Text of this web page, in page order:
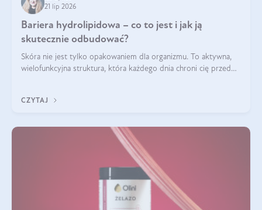
21 lip 2026
Bariera hydrolipidowa – co to jest i jak ją
skutecznie odbudować?
Skóra nie jest tylko opakowaniem dla organizmu. To aktywna,
wielofunkcyjna struktura, która każdego dnia chroni cię przed
bariera hydrolipidowa.
CZYTAJ